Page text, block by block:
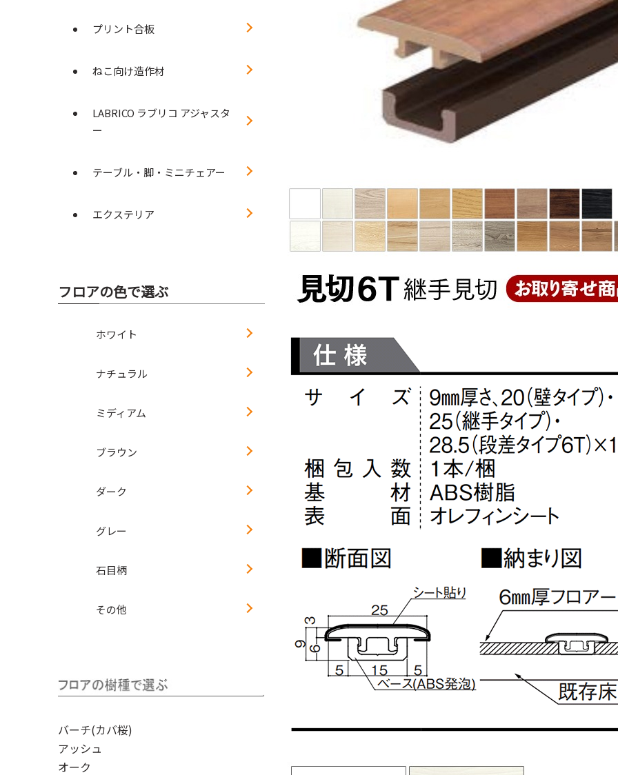
プリント合板
ねこ向け造作材
LABRICO ラブリコ アジャスタ
ー
テーブル・脚・ミニチェアー
エクステリア
フロアの色で選ぶ
ホワイト
ナチュラル
ミディアム
ブラウン
ダーク
グレー
石目柄
その他
バーチ(カバ桜)
アッシュ
オーク